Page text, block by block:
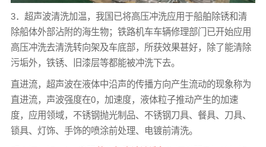
3．超声波清洗加温，我国已将高压冲洗应用于船舶除锈和清
除船体外部沾附的海生物；铁路机车车辆修理部门已开始应用
高压冲洗去清洗转向架及车底部，所获效果甚好，除了能清除
污垢外，铁锈、旧漆层等都能被冲洗下去。
直进流，超声波在液体中沿声的传播方向产生流动的现象称为
直进流，声波强度在0，加速度，液体粒子推动产生的加速
度，应用领域，不锈钢抛光制品、不锈钢刀具、餐具、刀具、
锁具、灯饰、手饰的喷涂前处理、电镀前清洗。